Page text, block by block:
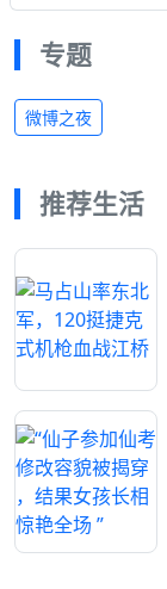
专题
微博之夜
推荐生活